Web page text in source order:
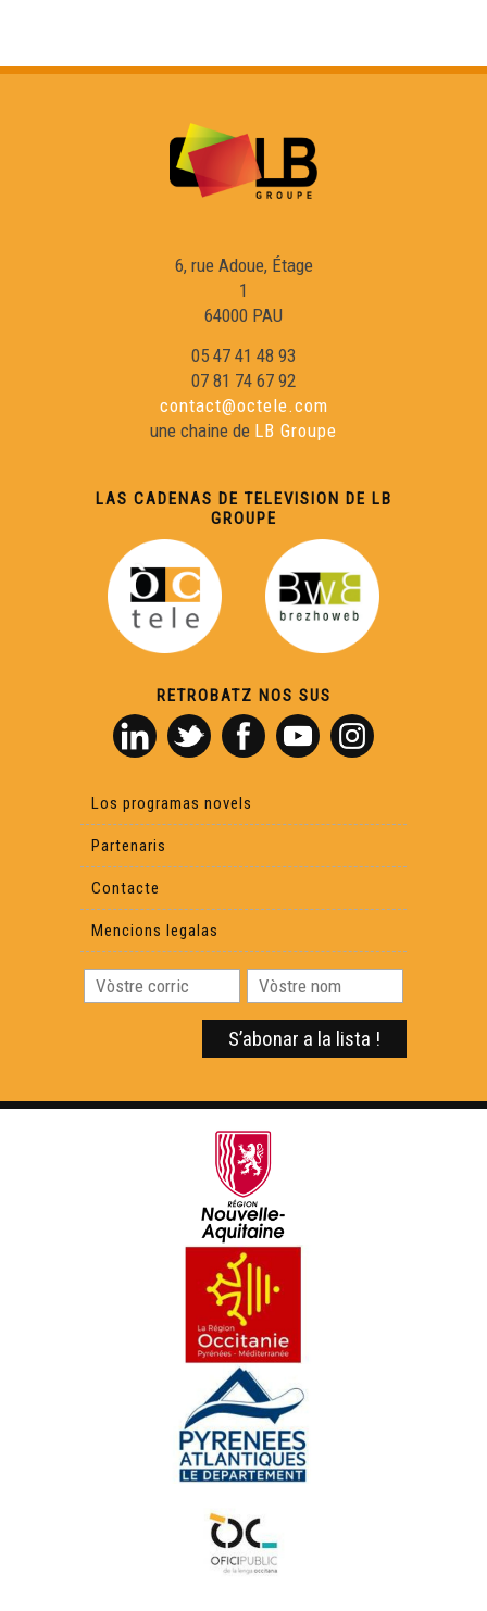
6, rue Adoue, Étage
1
64000 PAU
05 47 41 48 93
07 81 74 67 92
contact@octele.com
une chaine de LB Groupe
LAS CADENAS DE TELEVISION DE LB
GROUPE
RETROBATZ NOS SUS
Los programas novels
Partenaris
Contacte
Mencions legalas